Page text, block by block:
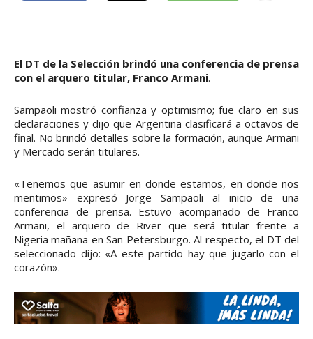
El DT de la Selección brindó una conferencia de prensa
con el arquero titular, Franco Armani.
Sampaoli mostró confianza y optimismo; fue claro en sus
declaraciones y dijo que Argentina clasificará a octavos de
final. No brindó detalles sobre la formación, aunque Armani
y Mercado serán titulares.
«Tenemos que asumir en donde estamos, en donde nos
mentimos» expresó Jorge Sampaoli al inicio de una
conferencia de prensa. Estuvo acompañado de Franco
Armani, el arquero de River que será titular frente a
Nigeria mañana en San Petersburgo. Al respecto, el DT del
seleccionado dijo: «A este partido hay que jugarlo con el
corazón».